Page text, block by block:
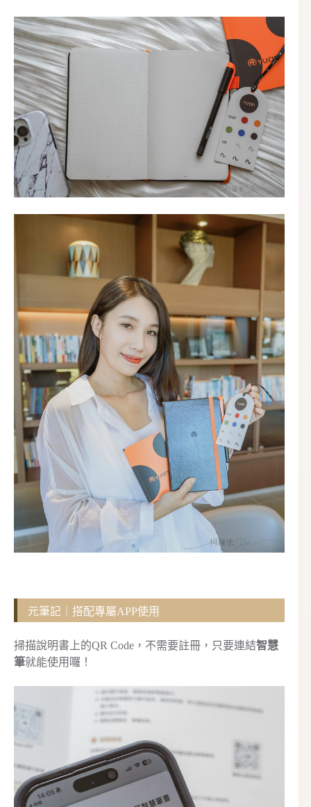
元筆記｜搭配專屬APP使用
掃描說明書上的QR Code，不需要註冊，只要連結智慧
筆就能使用囉！